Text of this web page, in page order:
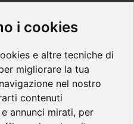
i cookies
e altre tecniche di
migliorare la tua
nel nostro
contenuti
annunci mirati, per
acquisto
help